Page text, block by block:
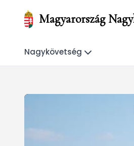
Magyarország
Nagykövetség